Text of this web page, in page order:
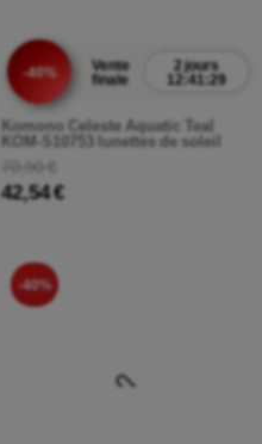
-40%
Vente
finale
2 jours
12:41:27
Komono Celeste Aquatic Teal
KOM-S10753 lunettes de soleil
70,90 €
42,54 €
-40%